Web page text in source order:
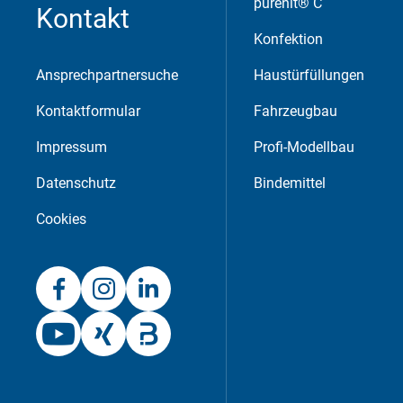
Kontakt
Ansprechpartnersuche
Kontaktformular
Impressum
Datenschutz
Cookies
Konfektion
Haustürfüllungen
Fahrzeugbau
Profi-Modellbau
Bindemittel
Akzeptieren
Impressum Datenschutz